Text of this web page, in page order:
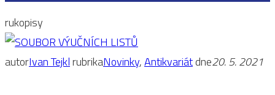
rukopisy
autorIvan TejklrubrikaNovinky,Antikvariátdne20. 5. 2021